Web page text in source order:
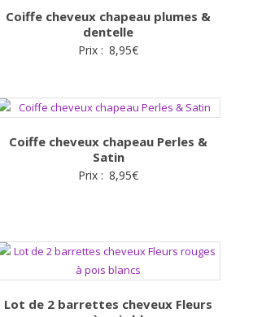
Coiffe cheveux chapeau plumes &
dentelle
Prix : 8,95€
Coiffe cheveux chapeau Perles &
Satin
Prix : 8,95€
Lot de 2 barrettes cheveux Fleurs